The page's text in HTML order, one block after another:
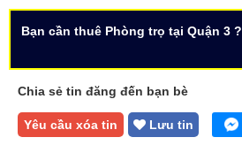
Bạn cần thuê Phòng trọ tại Quận 3 ?
Chia sẻ tin đăng đến bạn bè
Yêu cầu xóa tin Lưu tin